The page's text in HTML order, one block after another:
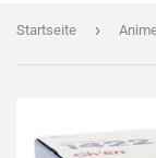
Startseite ›